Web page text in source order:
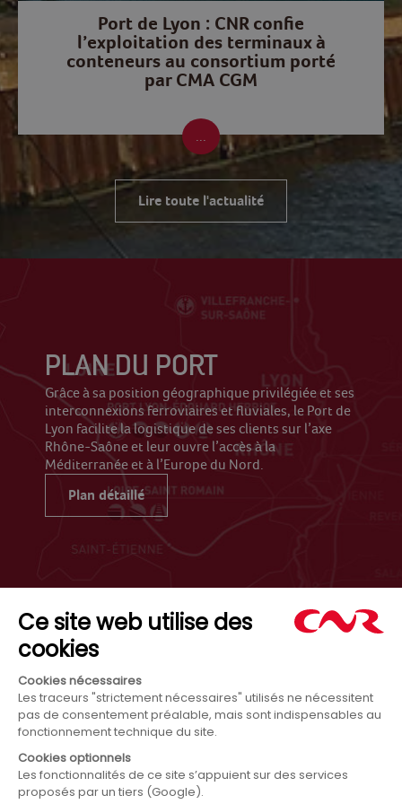
Port de Lyon : CNR confie
l’exploitation des terminaux à
conteneurs au consortium porté
par CMA CGM
Lire toute l'actualité
PLAN DU PORT
Grâce à sa position géographique privilégiée et ses
interconnexions ferroviaires et fluviales, le Port de
Lyon facilite la logistique de ses clients sur l’axe
Rhône-Saône et leur ouvre l’accès à la
Méditerranée et à l’Europe du Nord.
Plan détaillé
Informations
Code de conduite